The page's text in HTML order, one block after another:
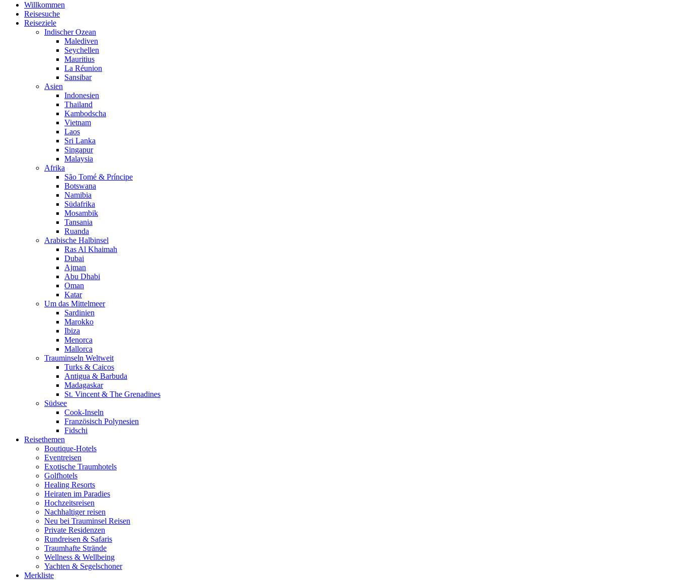
Willkommen
Reisesuche
Reiseziele
Indischer Ozean
Malediven
Seychellen
Mauritius
La Réunion
Sansibar
Asien
Indonesien
Thailand
Kambodscha
Vietnam
Laos
Sri Lanka
Singapur
Malaysia
Afrika
São Tomé & Príncipe
Botswana
Namibia
Südafrika
Mosambik
Tansania
Ruanda
Arabische Halbinsel
Ras Al Khaimah
Dubai
Ajman
Abu Dhabi
Oman
Katar
Um das Mittelmeer
Sardinien
Marokko
Ibiza
Menorca
Mallorca
Trauminseln Weltweit
Turks & Caicos
Antigua & Barbuda
Madagaskar
St. Vincent & The Grenadines
Südsee
Cook-Inseln
Französisch Polynesien
Fidschi
Reisethemen
Boutique-Hotels
Eventreisen
Exotische Traumhotels
Golfhotels
Healing Resorts
Heiraten im Paradies
Hochzeitsreisen
Nachhaltiger reisen
Neu bei Trauminsel Reisen
Private Residenzen
Rundreisen & Safaris
Traumhafte Strände
Wellness & Wellbeing
Yachten & Segelschoner
Merkliste